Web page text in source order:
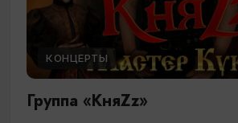
КОНЦЕРТЫ
Группа «КняZz»